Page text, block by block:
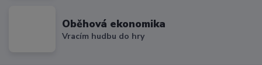
Oběhová ekonomika
Vracím hudbu do hry